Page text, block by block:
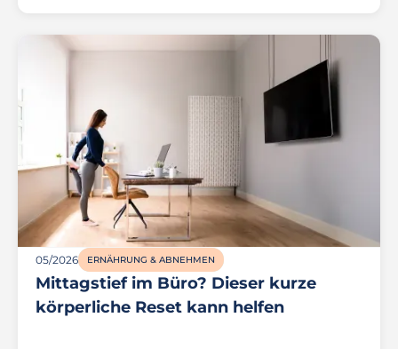
05/2026 ERNÄHRUNG & ABNEHMEN
Mittagstief im Büro? Dieser kurze
körperliche Reset kann helfen